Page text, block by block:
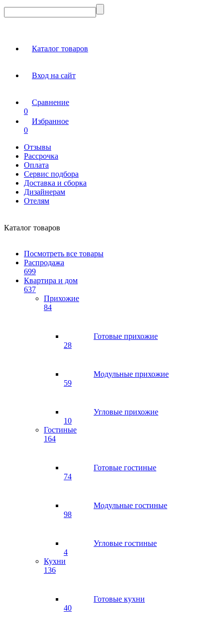
Каталог товаров
Вход на сайт
Сравнение
0
Избранное
0
Отзывы
Рассрочка
Оплата
Сервис подбора
Доставка и сборка
Дизайнерам
Отелям
Каталог товаров
Посмотреть все товары
Распродажа
699
Квартира и дом
637
Прихожие
84
Готовые прихожие
28
Модульные прихожие
59
Угловые прихожие
10
Гостиные
164
Готовые гостиные
74
Модульные гостиные
98
Угловые гостиные
4
Кухни
136
Готовые кухни
40